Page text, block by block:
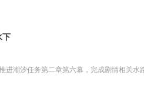
下
进潮汐任务第二章第六幕，完成剧情相关水